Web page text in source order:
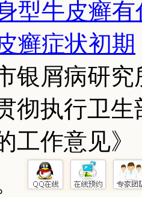
型牛皮癣
癣症状初期
银屑病研
彻执行卫
工作意见